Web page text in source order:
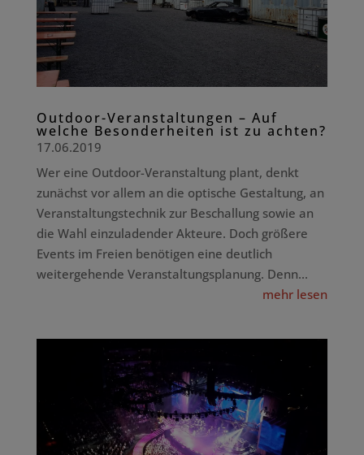
Outdoor-Veranstaltungen – Auf
welche Besonderheiten ist zu achten?
17.06.2019
Wer eine Outdoor-Veranstaltung plant, denkt
zunächst vor allem an die optische Gestaltung, an
Veranstaltungstechnik zur Beschallung sowie an
die Wahl einzuladender Akteure. Doch größere
Events im Freien benötigen eine deutlich
weitergehende Veranstaltungsplanung. Denn...
mehr lesen